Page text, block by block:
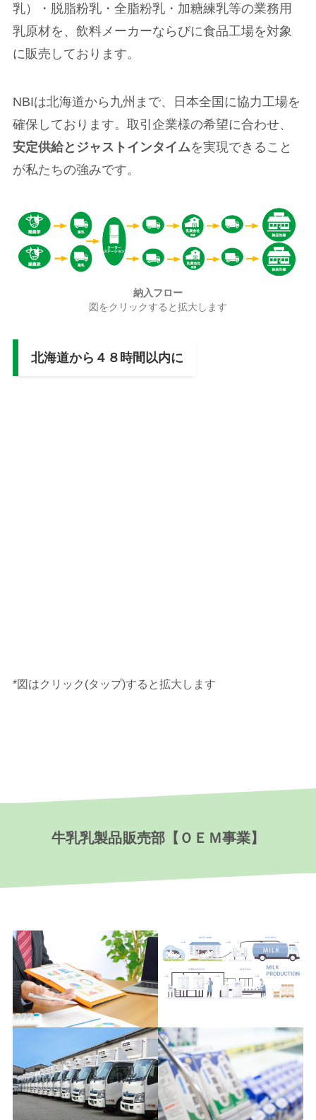
乳）・脱脂粉乳・全脂粉乳・加糖練乳等の業務用
乳原材を、飲料メーカーならびに食品工場を対象
に販売しております。
NBIは北海道から九州まで、日本全国に協力工場を
確保しております。取引企業様の希望に合わせ、
安定供給とジャストインタイムを実現できること
が私たちの強みです。
納入フロー
図をクリックすると拡大します
北海道から４８時間以内に
*図はクリック(タップ)すると拡大します
牛乳乳製品販売部【ＯＥＭ事業】